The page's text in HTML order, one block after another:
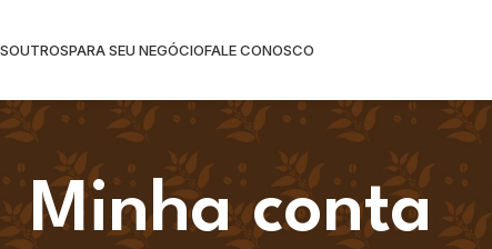
OUTROSPARA SEU NEGÓCIOFALE CONOSCO
Minha conta